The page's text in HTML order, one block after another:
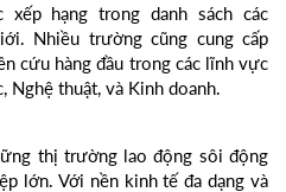
xếp hạng trong danh sách các
Nhiều trường cũng cung cấp
cứu hàng đầu trong các lĩnh vực
Nghệ thuật, và Kinh doanh.
thị trường lao động sôi động
lớn. Với nền kinh tế đa dạng và